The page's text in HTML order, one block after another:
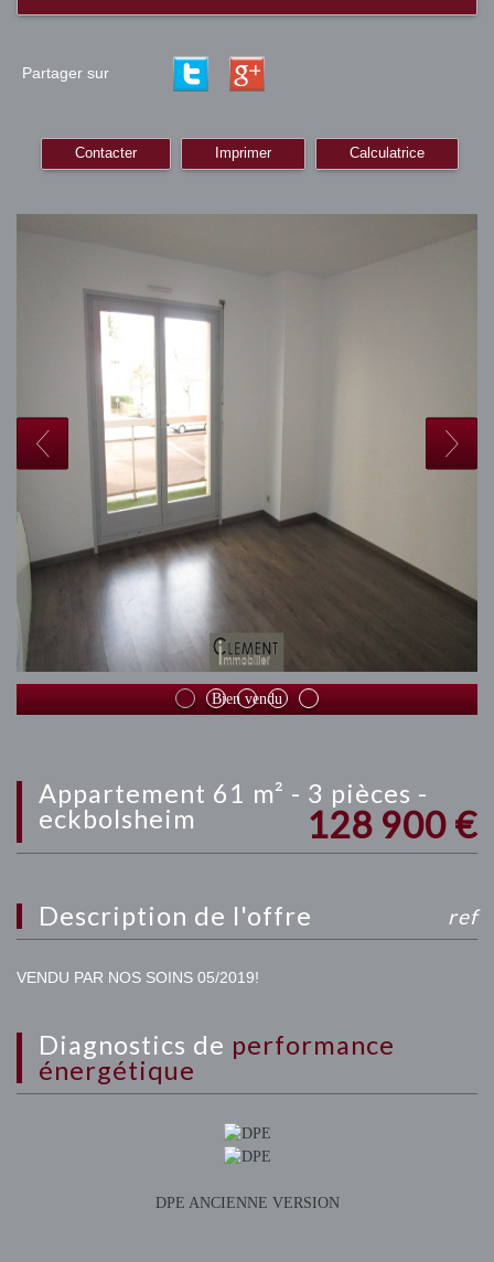
Partager sur
Contacter Imprimer Calculatrice
Bien vendu
appartement 61 m² - 3 pièces -
eckbolsheim
128 900 €
description de l'offre ref
VENDU PAR NOS SOINS 05/2019!
diagnostics de performance
énergétique
DPE ANCIENNE VERSION